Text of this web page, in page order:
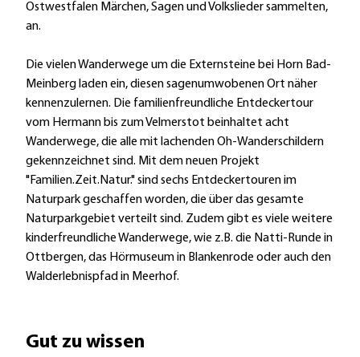
Ostwestfalen Märchen, Sagen und Volkslieder sammelten,
an.
Die vielen Wanderwege um die Externsteine bei Horn Bad-
Meinberg laden ein, diesen sagenumwobenen Ort näher
kennenzulernen. Die familienfreundliche Entdeckertour
vom Hermann bis zum Velmerstot beinhaltet acht
Wanderwege, die alle mit lachenden Oh-Wanderschildern
gekennzeichnet sind. Mit dem neuen Projekt
"Familien.Zeit.Natur." sind sechs Entdeckertouren im
Naturpark geschaffen worden, die über das gesamte
Naturparkgebiet verteilt sind. Zudem gibt es viele weitere
kinderfreundliche Wanderwege, wie z.B. die Natti-Runde in
Ottbergen, das Hörmuseum in Blankenrode oder auch den
Walderlebnispfad in Meerhof.
Gut zu wissen